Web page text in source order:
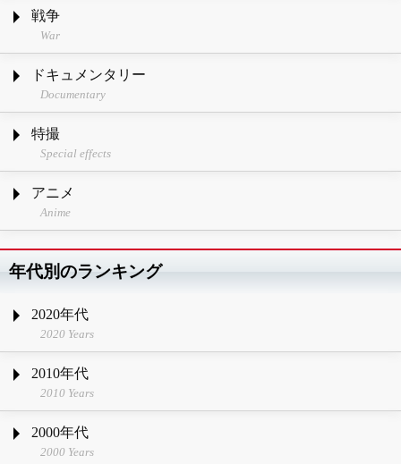
戦争
War
ドキュメンタリー
Documentary
特撮
Special effects
アニメ
Anime
年代別のランキング
2020年代
2020 Years
2010年代
2010 Years
2000年代
2000 Years